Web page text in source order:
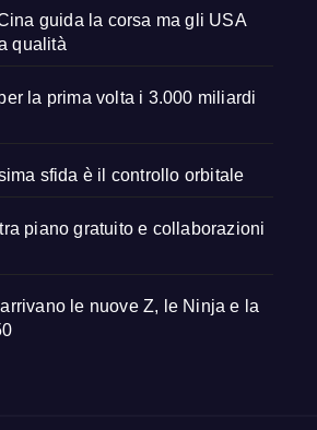
guida la corsa ma gli USA
qualità
la prima volta i 3.000 miliardi
sfida è il controllo orbitale
piano gratuito e collaborazioni
le nuove Z, le Ninja e la